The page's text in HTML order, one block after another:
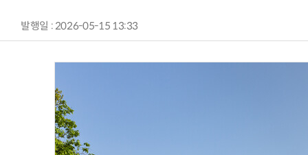
발행일 : 2026-05-15 13:33